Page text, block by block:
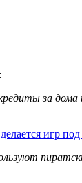
за
игр под